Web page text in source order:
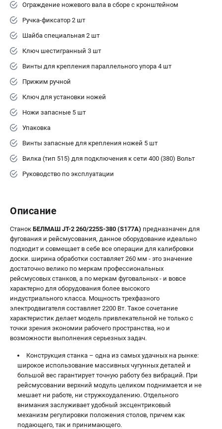
Ограждение ножевого вала в сборе с кронштейном
Ручка-фиксатор 2 шт
Шайба специальная 2 шт
Ключ шестигранный 3 шт
Винты для крепления параллельного упора 4 шт
Прижим ручной
Ключ для установки ножей
Ножи запасные 5 шт
Упаковка
Винты запасные для крепления ножей 5 шт
Вилка (тип 515) для подключения к сети 400 (380) Вольт
Руководство по эксплуатации
Описание
Станок БЕЛМАШ JT-2 260/225S-380 (S177A) предназначен для
фугования и рейсмусования, данное оборудование идеально
подходит и совмещает в себе все операции для калибровки
доски. ширина обработки составляет 260 мм - это значение
достаточно велико по меркам профессиональных
рейсмусовых станков, а по меркам фуговальных - и вовсе
характерно для оборудования более высокого
индустриального класса. Мощность трехфазного
электродвигателя составляет 2200 Вт. Такое сочетание
характеристик делает модель привлекательной не только с
точки зрения экономии рабочего пространства, но и
возможности выполнения серьезных задач.
Конструкция станка – одна из самых удачных на рынке:
широкое использование массивных чугунных деталей и
большой вес гарантирует точную работу без вибраций. При
рейсмусовании верхний модуль целиком поднимается и не
мешает ни работе, ни стружкоудалению. Отдельного
внимания заслуживает удобный эксцентриковый
механизм регулировки положения столов, причем как
подающего, так и принимающего.